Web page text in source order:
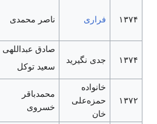
۱۳۷۴ فراری ناصر محمدی
۱۳۷۴ جدی نگیرید
صادق عبداللهی
سعید توکل
۱۳۷۲
خانواده
حمزه‌علی
خان
محمدباقر
خسروی